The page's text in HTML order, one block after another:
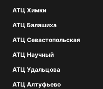
АТЦ Химки
АТЦ Балашиха
АТЦ Севастопольская
АТЦ Научный
АТЦ Удальцова
АТЦ Алтуфьево